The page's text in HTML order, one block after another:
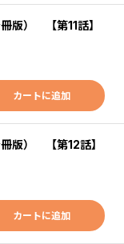
版） 【第11話】
カートに追加
版） 【第12話】
カートに追加